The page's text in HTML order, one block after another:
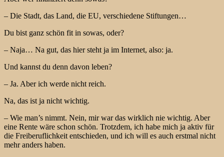
– Die Stadt, das Land, die EU, verschiedene Stiftungen…
Du bist ganz schön fit in sowas, oder?
– Naja… Na gut, das hier steht ja im Internet, also: ja.
Und kannst du denn davon leben?
– Ja. Aber ich werde nicht reich.
Na, das ist ja nicht wichtig.
– Wie man’s nimmt. Nein, mir war das wirklich nie wichtig. Aber
eine Rente wäre schon schön. Trotzdem, ich habe mich ja aktiv für
die Freiberuflichkeit entschieden, und ich will es auch erstmal nicht
mehr anders haben.